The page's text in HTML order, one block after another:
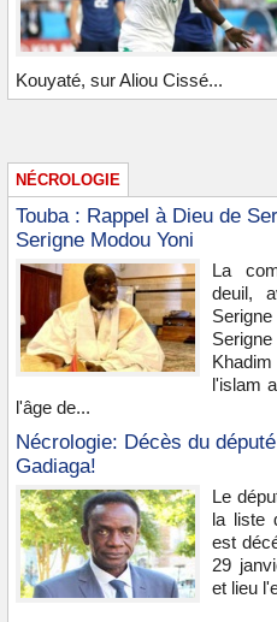
Kouyaté, sur Aliou Cissé...
NÉCROLOGIE
Touba : Rappel à Dieu de
Serigne Modou Yoni
La
deuil,
l'islam
l'âge de...
Nécrologie: Décès du
Gadiaga!
Le
la liste
est
29
et lieu